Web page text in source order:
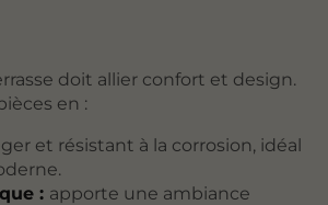
doit allier confort et design.
en :
et résistant à la corrosion, idéal
: apporte une ambiance